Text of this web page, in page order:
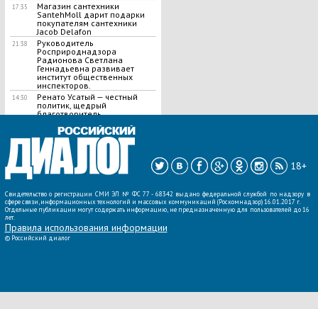
17:35
Магазин сантехники
SantehMoll дарит подарки
покупателям сантехники
Jacob Delafon
21:38
Руководитель
Росприроднадзора
Радионова Светлана
Геннадьевна развивает
институт общественных
инспекторов.
14:30
Ренато Усатый — честный
политик, щедрый
благотворитель.
ВСЕ НОВОСТИ »
18+
Свидетельство о регистрации СМИ ЭЛ № ФС 77 - 68342 выдано федеральной службой по надзору в
сфере связи, информационных технологий и массовых коммуникаций (Роскомнадзор) 16.01.2017 г.
Отдельные публикации могут содержать информацию, не предназначенную для пользователей до 16
лет.
Правила использования информации
© Российский диалог